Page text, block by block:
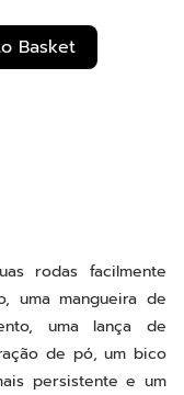
Basket
rodas facilmente
uma mangueira de
uma lança de
de pó, um bico
persistente e um